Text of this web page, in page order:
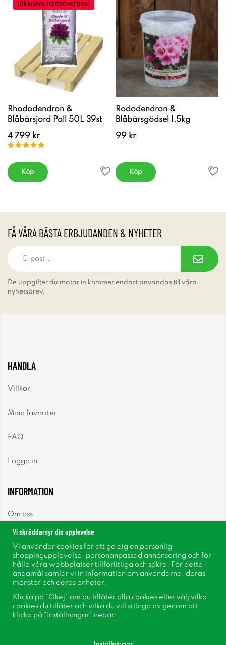
Inklusive hemleverans!
Rhododendron &
Blåbärsjord Pall 50L 39st
4 799 kr
Köp
Rododendron &
Blåbärsgödsel 1,5kg
99 kr
Köp
FÅ VÅRA BÄSTA ERBJUDANDEN & NYHETER
De uppgifter du matar in kommer endast användas till våra
nyhetsbrev.
HANDLA
Villkor
Mina favoriter
FAQ
Logga in
INFORMATION
Om oss
Nyhetsbrev
Om cookies
Inspiration
Vi skräddarsyr din upplevelse
Vi använder cookies för att ge dig en personlig
shoppingupplevelse, personanpassad annonsering och för
hålla våra webbplatser tillförlitliga och säkra. För detta
ändamål samlar vi in information om användarna, deras
mönster och deras enheter.
Klicka på "Okej" om du tillåter alla cookies eller välj vilka
cookies du tillåter och vilka du vill stänga av genom att
klicka på "Inställningar" nedan.